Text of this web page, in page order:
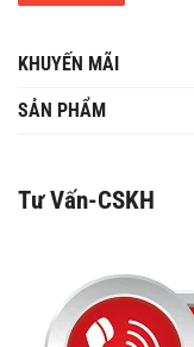
KHUYẾN MÃI
SẢN PHẨM
Tư Vấn-CSKH